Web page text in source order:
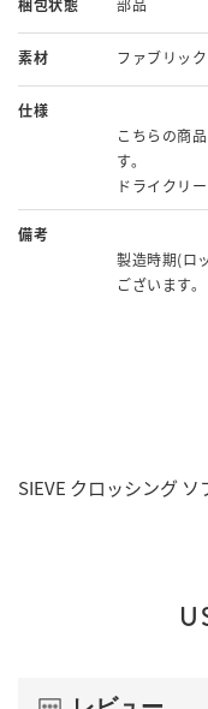
梱包状態 部品
素材 ファブリッ
仕様
こちらの商
す。
ドライクリ
備考
製造時期(ロ
ございます。
SIEVE クロッシング ソ